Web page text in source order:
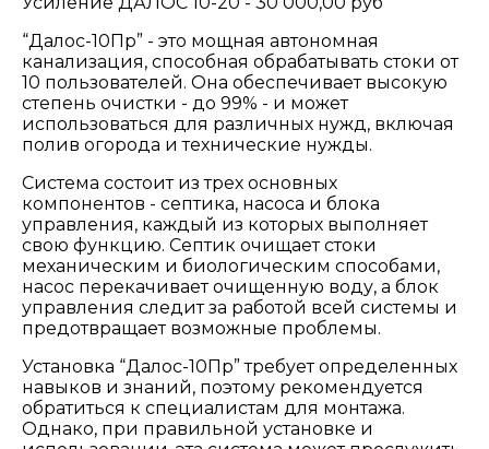
“Далос-10Пр” - это мощная автономная
канализация, способная обрабатывать стоки от
10 пользователей. Она обеспечивает высокую
степень очистки - до 99% - и может
использоваться для различных нужд, включая
полив огорода и технические нужды.
Система состоит из трех основных
компонентов - септика, насоса и блока
управления, каждый из которых выполняет
свою функцию. Септик очищает стоки
механическим и биологическим способами,
насос перекачивает очищенную воду, а блок
управления следит за работой всей системы и
предотвращает возможные проблемы.
Установка “Далос-10Пр” требует определенных
навыков и знаний, поэтому рекомендуется
обратиться к специалистам для монтажа.
Однако, при правильной установке и